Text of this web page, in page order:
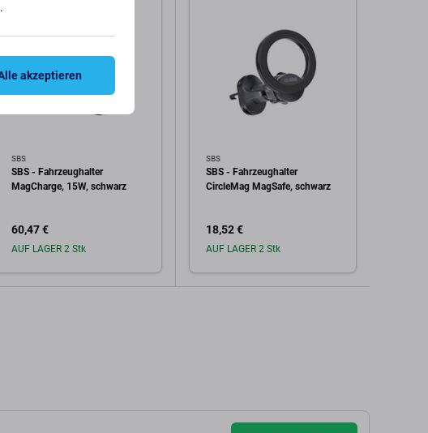
SBS
SBS - Fahrzeughalter
MagCharge, 15W, schwarz
60,47 €
AUF LAGER 2 Stk
SBS
SBS - Fahrzeughalter
CircleMag MagSafe, schwarz
18,52 €
AUF LAGER 2 Stk
akzeptieren